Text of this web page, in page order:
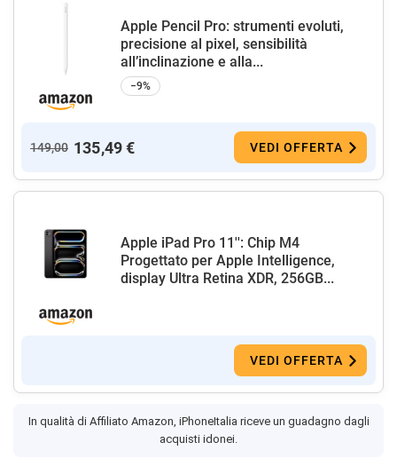
Apple Pencil Pro: strumenti evoluti,
precisione al pixel, sensibilità
all’inclinazione e alla...
−9%
149,00 135,49 € VEDI OFFERTA
Apple iPad Pro 11'': Chip M4
Progettato per Apple Intelligence,
display Ultra Retina XDR, 256GB...
VEDI OFFERTA
In qualità di Affiliato Amazon, iPhoneItalia riceve un guadagno dagli
acquisti idonei.